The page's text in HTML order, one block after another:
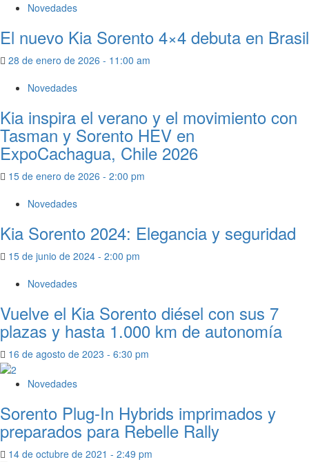
Novedades
El nuevo Kia Sorento 4×4 debuta en Brasil
28 de enero de 2026 - 11:00 am
Novedades
Kia inspira el verano y el movimiento con
Tasman y Sorento HEV en
ExpoCachagua, Chile 2026
15 de enero de 2026 - 2:00 pm
Novedades
Kia Sorento 2024: Elegancia y seguridad
15 de junio de 2024 - 2:00 pm
Novedades
Vuelve el Kia Sorento diésel con sus 7
plazas y hasta 1.000 km de autonomía
16 de agosto de 2023 - 6:30 pm
Novedades
Sorento Plug-In Hybrids imprimados y
preparados para Rebelle Rally
14 de octubre de 2021 - 2:49 pm